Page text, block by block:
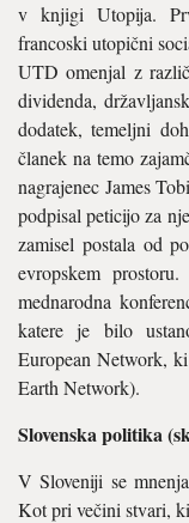
v knjigi Utopija.
francoski utopični
UTD omenjal z
dividenda,
dodatek, temeljni
članek na temo
nagrajenec James
podpisal peticijo za
zamisel postala od
evropskem
mednarodna
katere je bilo
European Network,
Earth Network).
Slovenska politika
V Sloveniji se
Kot pri večini stvari,